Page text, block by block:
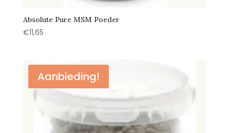
Absolute Pure MSM Poeder
€11,65
Aanbieding!